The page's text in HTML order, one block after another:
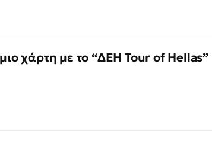
χάρτη με το “ΔΕΗ Tour of Hellas”